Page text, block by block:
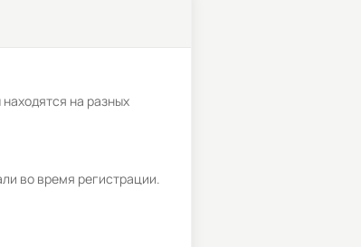
на разных
во время регистрации.